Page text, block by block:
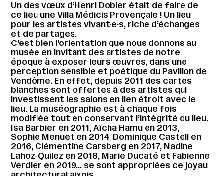
Un des vœux d’Henri Dobler était de faire de
ce lieu une Villa Médicis Provençale ! Un lieu
pour les artistes vivant·e·s, riche d’échanges
et de partages.
C’est bien l’orientation que nous donnons au
musée en invitant des artistes de notre
époque à exposer leurs œuvres, dans une
perception sensible et poétique du Pavillon de
Vendôme. En effet, depuis 2011 des cartes
blanches sont offertes à des artistes qui
investissent les salons en lien étroit avec le
lieu. La muséographie est à chaque fois
modifiée tout en conservant l’intégrité du lieu.
Isa Barbier en 2011, Aïcha Hamu en 2013,
Sophie Menuet en 2014, Dominique Castell en
2016, Clémentine Carsberg en 2017, Nadine
Lahoz-Quilez en 2018, Marie Ducaté et Fabienne
Verdier en 2019… se sont appropriées ce joyau